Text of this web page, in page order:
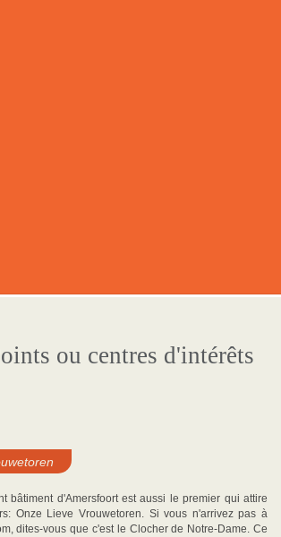
ou centres d'intérêts
bâtiment d'Amersfoort est aussi le premier qui attire
Onze Lieve Vrouwetoren. Si vous n'arrivez pas à
dites-vous que c'est le Clocher de Notre-Dame. Ce